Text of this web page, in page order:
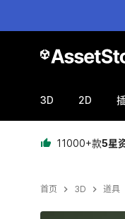
3D 2D
11000+款5星
首页 3D 道具